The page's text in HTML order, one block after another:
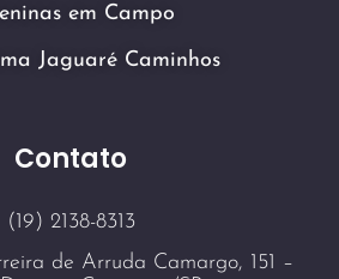
Contato
(19) 2138-8313
de Arruda Camargo, 151 –
em Campo
Jaguaré Caminhos